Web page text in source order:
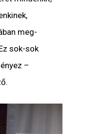
meg-
sok-sok
–